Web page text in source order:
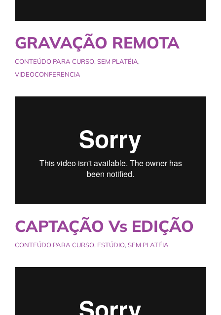
GRAVAÇÃO REMOTA
CONTEÚDO PARA CURSO, SEM PLATÉIA,
VIDEOCONFERENCIA
CAPTAÇÃO Vs EDIÇÃO
CONTEÚDO PARA CURSO, ESTÚDIO, SEM PLATÉIA